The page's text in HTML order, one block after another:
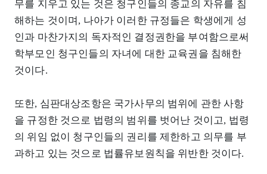
무를 지우고 있는 것은 청구인들의 종교의 자유를 침
해하는 것이며, 나아가 이러한 규정들은 학생에게 성
인과 마찬가지의 독자적인 결정권한을 부여함으로써
학부모인 청구인들의 자녀에 대한 교육권을 침해한
것이다.
또한, 심판대상조항은 국가사무의 범위에 관한 사항
을 규정한 것으로 법령의 범위를 벗어난 것이고, 법령
의 위임 없이 청구인들의 권리를 제한하고 의무를 부
과하고 있는 것으로 법률유보원칙을 위반한 것이다.